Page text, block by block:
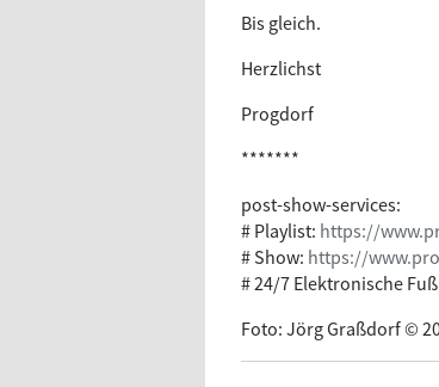
Bis gleich.
Herzlichst
Progdorf
*******
post-show-services:
# Playlist: https://
# Show: https://
# 24/7 Elektronische
Foto: Jörg Graßdorf ©